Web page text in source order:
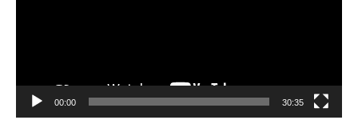
00:00 30:35